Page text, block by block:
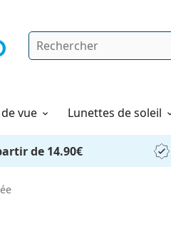
Rechercher
vue Lunettes de soleil
de 14.90€